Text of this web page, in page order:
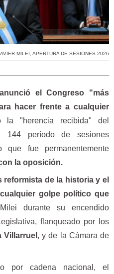
MILEI , APERTURA DE SESIONES 2026
el Congreso "más
hacer frente a cualquier
la "herencia recibida" del
144 período de sesiones
fue permanentemente
la oposición.
reformista de la historia y el
golpe político que
durante su encendido
flanqueado por los
Villarruel , y de la Cámara de
por cadena nacional, el